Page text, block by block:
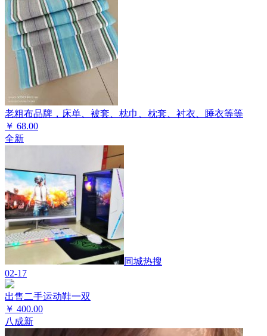
老粗布品牌，床单、被套、枕巾、枕套、衬衣、睡衣等等
￥ 68.00
全新
同城热搜
02-17
出售二手运动鞋一双
￥ 400.00
八成新